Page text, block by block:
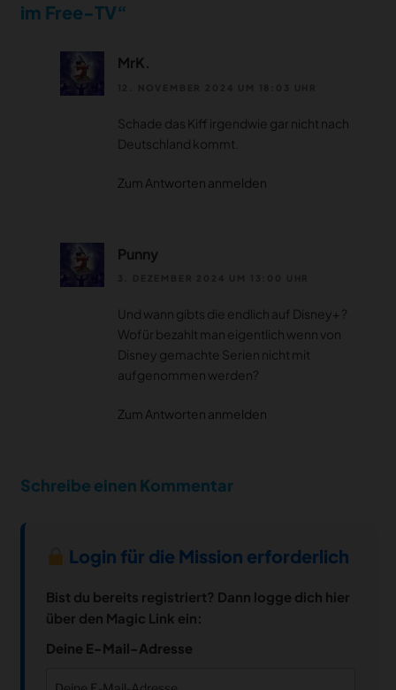
im Free-TV“
MrK.
Schade das Kiff irgendwie gar nicht nach
Deutschland kommt.
Zum Antworten anmelden
Punny
Und wann gibts die endlich auf Disney+ ?
Wofür bezahlt man eigentlich wenn von
Disney gemachte Serien nicht mit
aufgenommen werden?
Zum Antworten anmelden
Schreibe einen Kommentar
Login für die Mission erforderlich
Bist du bereits registriert? Dann logge dich hier
über den Magic Link ein:
Deine E-Mail-Adresse